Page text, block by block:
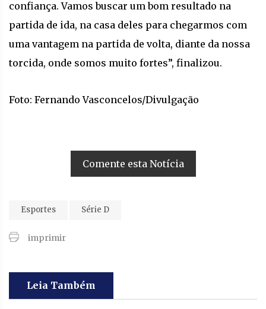
confiança. Vamos buscar um bom resultado na
partida de ida, na casa deles para chegarmos com
uma vantagem na partida de volta, diante da nossa
torcida, onde somos muito fortes”, finalizou.
Foto: Fernando Vasconcelos/Divulgação
Comente esta Notícia
Esportes Série D
imprimir
Leia Também